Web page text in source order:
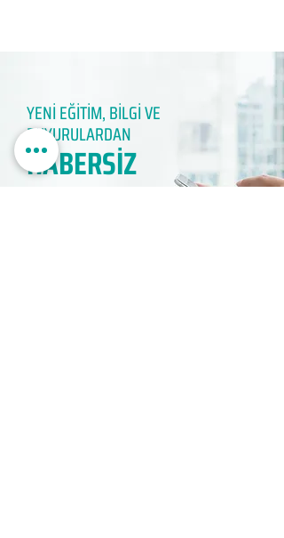
YENİ EĞİTİM, BİLGİ VE
DUYURULARDAN
HABERSİZ